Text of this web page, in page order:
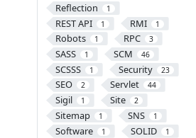
Reflection 1
REST API 1 RMI 1
Robots 1 RPC 3
SASS 1 SCM 46
SCSSS 1 Security 23
SEO 2 Servlet 44
Sigil 1 Site 2
Sitemap 1 SNS 1
Software 1 SOLID 1